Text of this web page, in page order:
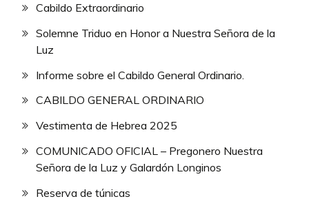
Cabildo Extraordinario
Solemne Triduo en Honor a Nuestra Señora de la
Luz
Informe sobre el Cabildo General Ordinario.
CABILDO GENERAL ORDINARIO
Vestimenta de Hebrea 2025
COMUNICADO OFICIAL – Pregonero Nuestra
Señora de la Luz y Galardón Longinos
Reserva de túnicas